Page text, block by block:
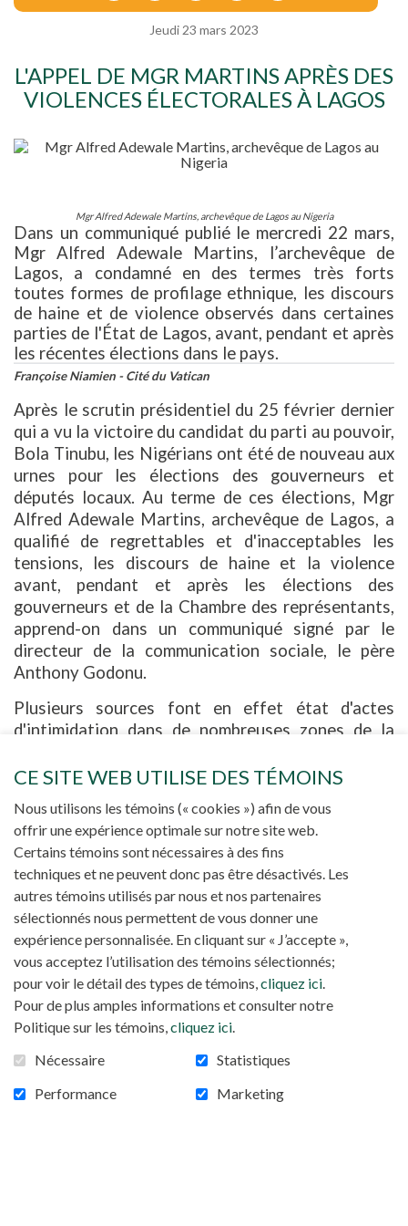
Jeudi 23 mars 2023
L'APPEL DE MGR MARTINS APRÈS DES
VIOLENCES ÉLECTORALES À LAGOS
Mgr Alfred Adewale Martins, archevêque de Lagos au Nigeria
Dans un communiqué publié le mercredi 22 mars,
Mgr Alfred Adewale Martins, l’archevêque de
Lagos, a condamné en des termes très forts
toutes formes de profilage ethnique, les discours
de haine et de violence observés dans certaines
parties de l'État de Lagos, avant, pendant et après
les récentes élections dans le pays.
Françoise Niamien - Cité du Vatican
Après le scrutin présidentiel du 25 février dernier
qui a vu la victoire du candidat du parti au pouvoir,
Bola Tinubu, les Nigérians ont été de nouveau aux
urnes pour les élections des gouverneurs et
députés locaux. Au terme de ces élections, Mgr
Alfred Adewale Martins, archevêque de Lagos, a
qualifié de regrettables et d'inacceptables les
tensions, les discours de haine et la violence
avant, pendant et après les élections des
gouverneurs et de la Chambre des représentants,
apprend-on dans un communiqué signé par le
directeur de la communication sociale, le père
Anthony Godonu.
Plusieurs sources font en effet état d'actes
d'intimidation dans de nombreuses zones de la
en particulier. Un candidat du parti travailliste
agressés, du matériel électoral détruit, perturbant
le bon déroulement du scrutin.
Les autorités appelées à intervenir
Pour l’archevêque de Lagos, si cette violence n'est
pas stoppée de toute urgence, elle pourrait
compromettre la coexistence pacifique des
habitants de l’État. Le prélat a exhorté les
autorités locales à rappeler toutes les parties à
l'ordre et à mettre en place un mécanisme de
rétablissement rapide de la paix et de la
normalité. Mgr Martins a appelé les forces de
l'ordre à protéger les vies et les biens de les
toutes les populations sans distinctions de tribu,
CE SITE WEB UTILISE DES TÉMOINS
Nous utilisons les témoins (« cookies ») afin de vous
offrir une expérience optimale sur notre site web.
Certains témoins sont nécessaires à des fins
techniques et ne peuvent donc pas être désactivés. Les
autres témoins utilisés par nous et nos partenaires
sélectionnés nous permettent de vous donner une
expérience personnalisée. En cliquant sur « J’accepte »,
vous acceptez l’utilisation des témoins sélectionnés;
pour voir le détail des types de témoins,cliquez ici.
Pour de plus amples informations et consulter notre
Politique sur les témoins,cliquez ici.
Nécessaire
Statistiques
Performance
Marketing